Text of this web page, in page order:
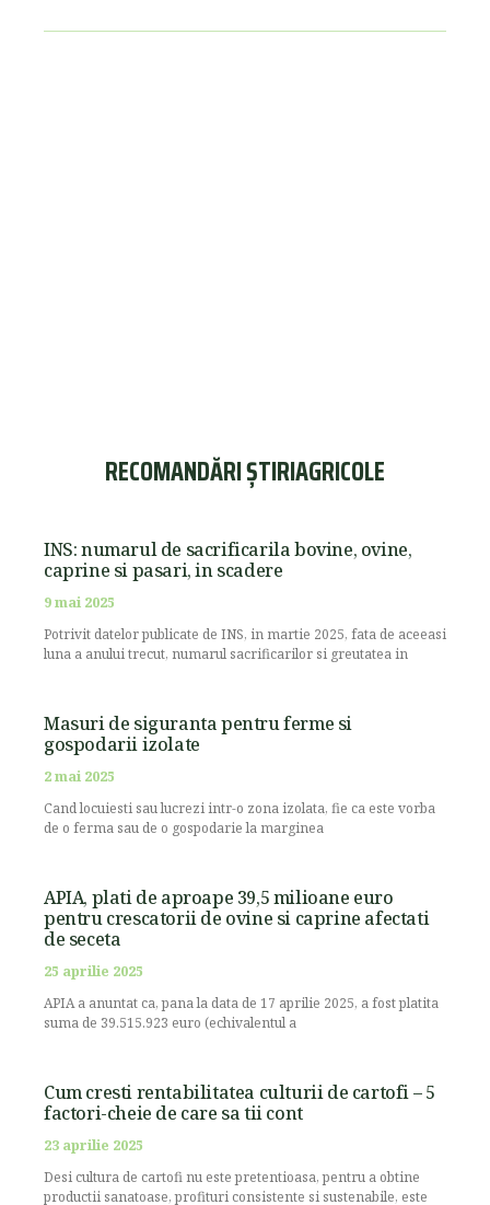
RECOMANDĂRI ȘTIRIAGRICOLE
INS: numarul de sacrificarila bovine, ovine,
caprine si pasari, in scadere
9 mai 2025
Potrivit datelor publicate de INS, in martie 2025, fata de aceeasi
luna a anului trecut, numarul sacrificarilor si greutatea in
Masuri de siguranta pentru ferme si
gospodarii izolate
2 mai 2025
Cand locuiesti sau lucrezi intr-o zona izolata, fie ca este vorba
de o ferma sau de o gospodarie la marginea
APIA, plati de aproape 39,5 milioane euro
pentru crescatorii de ovine si caprine afectati
de seceta
25 aprilie 2025
APIA a anuntat ca, pana la data de 17 aprilie 2025, a fost platita
suma de 39.515.923 euro (echivalentul a
Cum cresti rentabilitatea culturii de cartofi – 5
factori-cheie de care sa tii cont
23 aprilie 2025
Desi cultura de cartofi nu este pretentioasa, pentru a obtine
productii sanatoase, profituri consistente si sustenabile, este